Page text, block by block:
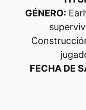
GÉNERO:
FECHA DE